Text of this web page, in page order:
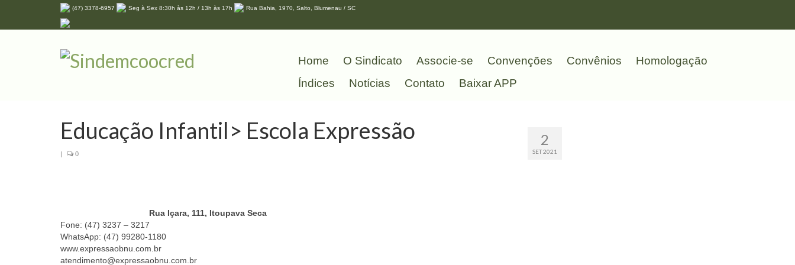
(47) 3378-6957 Seg à Sex 8:30h às 12h / 13h às 17h Rua Bahia, 1970, Salto, Blumenau / SC
Home O Sindicato Associe-se Convenções Convênios
Homologação
Índices
Notícias Contato Baixar APP
2
SET 2021
Educação Infantil> Escola Expressão
| 0
Rua Içara, 111, Itoupava Seca
Fone: (47) 3237 – 3217
WhatsApp: (47) 99280-1180
www.expressaobnu.com.br
atendimento@expressaobnu.com.br